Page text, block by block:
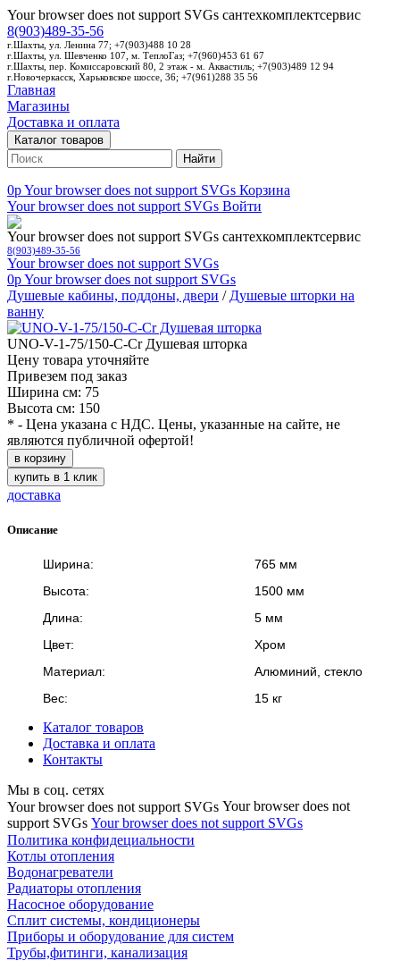
Your browser does not support SVGs сантехкомплектсервис
8(903)489-35-56
г.Шахты, ул. Ленина 77; +7(903)488 10 28
г.Шахты, ул. Шевченко 107, м. ТеплоГаз; +7(960)453 61 67
г.Шахты, пер. Комиссаровский 80, 2 этаж - м. Аквастиль; +7(903)489 12 94
г.Новочеркасск, Харьковское шоссе, 36; +7(961)288 35 56
Главная
Магазины
Доставка и оплата
Каталог товаров
Найти
0pYour browser does not support SVGs Корзина
Your browser does not support SVGs Войти
Your browser does not support SVGs сантехкомплектсервис
8(903)489-35-56
Your browser does not support SVGs
0pYour browser does not support SVGs
Душевые кабины, поддоны, двери / Душевые шторки на
ванну
UNO-V-1-75/150-C-Cr Душевая шторка
Цену товара уточняйте
Привезем под заказ
Ширина см: 75
Высота см: 150
* - Цена указана с НДС. Цены, указанные на сайте, не
являются публичной офертой!
в корзину
купить в 1 клик
доставка
Описание
Ширина:
765 мм
Высота:
1500 мм
Длина:
5 мм
Цвет:
Хром
Материал:
Алюминий, стекло
Вес:
15 кг
Каталог товаров
Доставка и оплата
Контакты
Мы в соц. сетях
Your browser does not support SVGs Your browser does not
support SVGs Your browser does not support SVGs
Политика конфидециальности
Котлы отопления
Водонагреватели
Радиаторы отопления
Насосное оборудование
Сплит системы, кондиционеры
Приборы и оборудование для систем
Трубы,фитинги, канализация